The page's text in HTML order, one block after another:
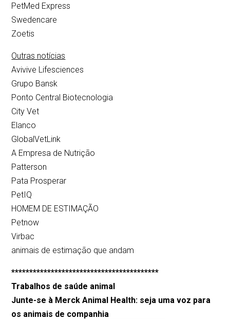
PetMed Express
Swedencare
Zoetis
Outras notícias
Avivive Lifesciences
Grupo Bansk
Ponto Central Biotecnologia
City Vet
Elanco
GlobalVetLink
A Empresa de Nutrição
Patterson
Pata Prosperar
PetIQ
HOMEM DE ESTIMAÇÃO
Petnow
Virbac
animais de estimação que andam
*****************************************
Trabalhos de saúde animal
Junte-se à Merck Animal Health: seja uma voz para
os animais de companhia